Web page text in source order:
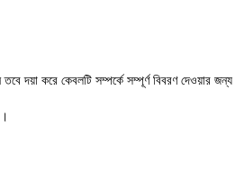
দয়া করে কেবলটি সম্পর্কে সম্পূর্ণ বিবরণ দেওয়ার